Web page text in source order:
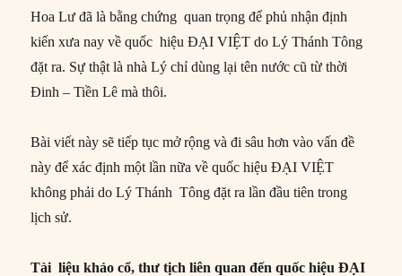
Hoa Lư đã là bằng chứng quan trọng để phủ nhận định
kiến xưa nay về quốc hiệu ĐẠI VIỆT do Lý Thánh Tông
đặt ra. Sự thật là nhà Lý chỉ dùng lại tên nước cũ từ thời
Đinh – Tiền Lê mà thôi.
Bài viết này sẽ tiếp tục mở rộng và đi sâu hơn vào vấn đề
này để xác định một lần nữa về quốc hiệu ĐẠI VIỆT
không phải do Lý Thánh Tông đặt ra lần đầu tiên trong
lịch sử.
Tài liệu khảo cổ, thư tịch liên quan đến quốc hiệu ĐẠI